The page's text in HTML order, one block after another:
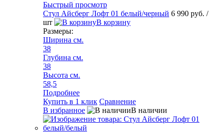
Быстрый просмотр
Стул Айсберг Лофт 01 белый/черный 6 990 руб. /
шт
В корзину
Размеры:
Ширина см.
38
Глубина см.
38
Высота см.
58,5
Подробнее
Купить в 1 клик Сравнение
В избранное
В наличии